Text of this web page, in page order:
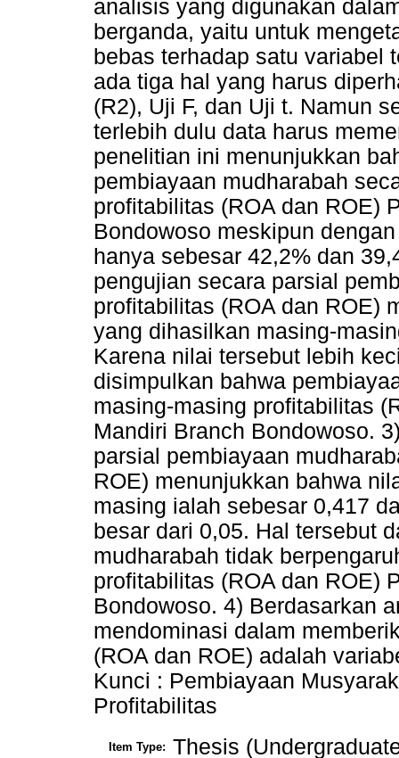
analisis yang digunakan
berganda, yaitu untuk
bebas terhadap satu variabel
ada tiga hal yang harus
(R2), Uji F, dan Uji t. Namun
terlebih dulu data harus
penelitian ini menunjukkan
pembiayaan mudharabah
profitabilitas (ROA dan ROE)
Bondowoso meskipun
hanya sebesar 42,2% dan
pengujian secara parsial
profitabilitas (ROA dan ROE)
yang dihasilkan masing-
Karena nilai tersebut lebih
disimpulkan bahwa
masing-masing profitabilitas
Mandiri Branch Bondowoso.
parsial pembiayaan
ROE) menunjukkan bahwa
masing ialah sebesar 0,417
besar dari 0,05. Hal tersebut
mudharabah tidak
profitabilitas (ROA dan ROE)
Bondowoso. 4) Berdasarkan
mendominasi dalam
(ROA dan ROE) adalah
Kunci : Pembiayaan
Profitabilitas
Item Type: Thesis